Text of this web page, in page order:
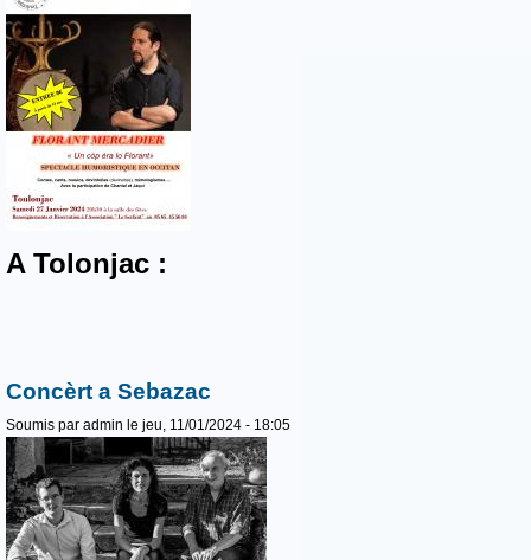
A Tolonjac :
Concèrt a Sebazac
Soumis par admin le jeu, 11/01/2024 - 18:05